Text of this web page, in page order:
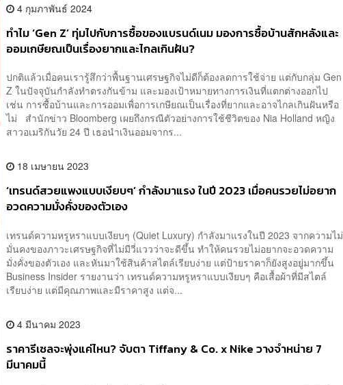
4 กุมภาพันธ์ 2024
ทำไม ‘Gen Z’ ทุ่มไปกับการซื้อของแบรนด์เนม มองการซื้อบ้านสักหลังและ
ออมเกษียณเป็นเรื่องยากและไกลเกินฝัน?
ปกติแล้วเมื่อคนเรารู้สึกว่าพื้นฐานเศรษฐกิจไม่ดีก็ต้องลดการใช้จ่าย แต่กับกลุ่ม Gen
Z ในปัจจุบันกำลังทำตรงกันข้าม และมองเป้าหมายทางการเงินที่แตกต่างออกไป
เช่น การซื้อบ้านและการออมเพื่อการเกษียณเป็นเรื่องที่ยากและอาจไกลเกินฝันหรือ
ไม่ สำนักข่าว Bloomberg เผยถึงกรณีตัวอย่างการใช้ชีวิตของ Nia Holland หญิง
สาวอเมริกันวัย 24 ปี เธอนำเงินออมจากร...
18 เมษายน 2023
‘เทรนด์สวยแพงแบบเงียบๆ’ กำลังมาแรง ในปี 2023 เมื่อคนรวยไม่อยาก
อวดความมั่งคั่งของตัวเอง
เทรนด์ความหรูหราแบบเงียบๆ (Quiet Luxury) กำลังมาแรงในปี 2023 จากความไม่
มั่นคงของภาวะเศรษฐกิจที่ไม่มีวี่แววว่าจะดีขึ้น ทำให้คนรวยไม่อยากจะอวดความ
มั่งคั่งของตัวเอง และหันมาใช้สินค้าสไตล์เรียบง่าย แต่ป้ายราคาก็ยังสูงอยู่มากขึ้น
Business Insider รายงานว่า เทรนด์ความหรูหราแบบเงียบๆ คือเสื้อผ้าที่มีสไตล์
เรียบง่าย แต่มีคุณภาพและมีราคาสูง แต่จ...
4 มีนาคม 2023
ราคารีเซลจะพุ่งแค่ไหน? จับตา Tiffany & Co. x Nike วางจำหน่าย 7
มีนาคมนี้